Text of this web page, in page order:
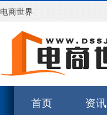
电商世界
首页 资讯